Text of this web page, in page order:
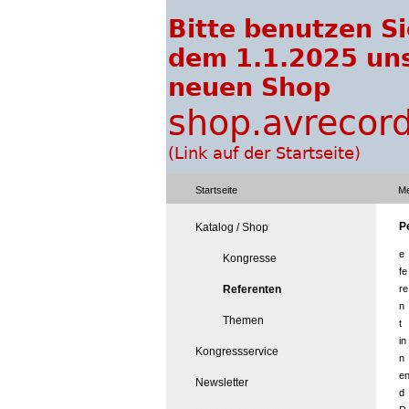
Startseite
Katalog / Shop
Kongresse
Referenten
Themen
Kongressservice
Newsletter
e
fe
re
n
t
in
n
en
d